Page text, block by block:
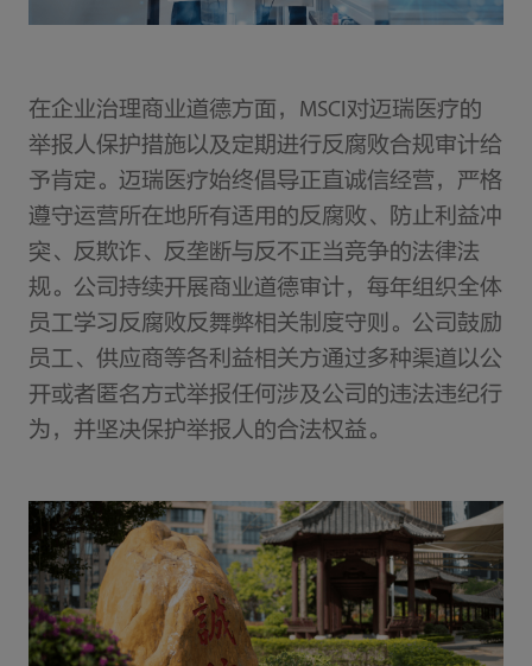
在企业治理商业道德方面，MSCI对迈瑞医疗的
举报人保护措施以及定期进行反腐败合规审计给
予肯定。迈瑞医疗始终倡导正直诚信经营，严格
遵守运营所在地所有适用的反腐败、防止利益冲
突、反欺诈、反垄断与反不正当竞争的法律法
规。公司持续开展商业道德审计，每年组织全体
员工学习反腐败反舞弊相关制度守则。公司鼓励
员工、供应商等各利益相关方通过多种渠道以公
开或者匿名方式举报任何涉及公司的违法违纪行
为，并坚决保护举报人的合法权益。